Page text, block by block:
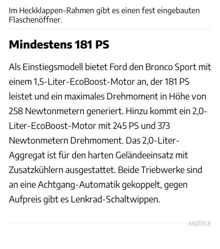
Im Heckklappen-Rahmen gibt es einen fest eingebauten
Flaschenöffner.
Mindestens 181 PS
Als Einstiegsmodell bietet Ford den Bronco Sport mit
einem 1,5-Liter-EcoBoost-Motor an, der 181 PS
leistet und ein maximales Drehmoment in Höhe von
258 Newtonmetern generiert. Hinzu kommt ein 2,0-
Liter-EcoBoost-Motor mit 245 PS und 373
Newtonmetern Drehmoment. Das 2,0-Liter-
Aggregat ist für den harten Geländeeinsatz mit
Zusatzkühlern ausgestattet. Beide Triebwerke sind
an eine Achtgang-Automatik gekoppelt, gegen
Aufpreis gibt es Lenkrad-Schaltwippen.
ANZEIGE